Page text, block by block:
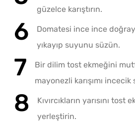
güzelce karıştırın.
Domatesi ince ince
yıkayıp suyunu süzün.
Bir dilim tost ekmeğini
mayonezli karışımı incecik
Kıvırcıkların yarısını
yerleştirin.